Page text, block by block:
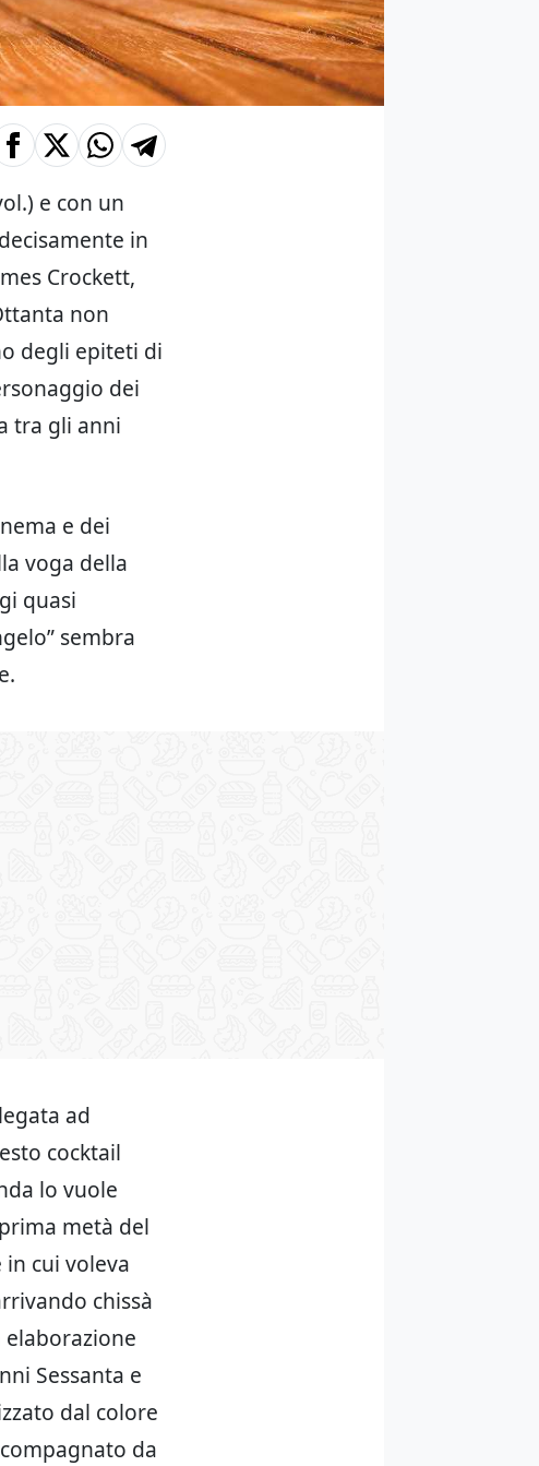
e con un
in
Crockett,
non
degli epiteti di
dei
tra gli anni
e dei
voga della
quasi
sembra
ad
cocktail
lo vuole
metà del
cui voleva
chissà
elaborazione
Sessanta e
dal colore
da